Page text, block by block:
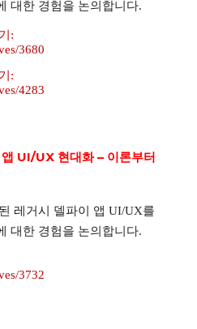
대한 경험을 논의합니다.
:
3680
:
4283
UI/UX 현대화 – 이론부터
레거시 델파이 앱 UI/UX를
대한 경험을 논의합니다.
3732